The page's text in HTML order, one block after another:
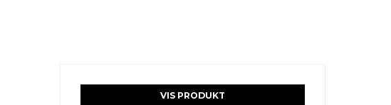
VIS PRODUKT